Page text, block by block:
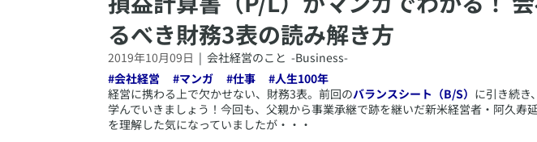
るべき財務3表の読み解き方
2019年10月09日 | 会社経営のこと -Business-
#会社経営 #マンガ #仕事 #人生100年
​経営に携わる上で欠かせない、財務3表。前回のバランスシート（B/S） に引き続き
学んでいきましょう！今回も、父親から事業承継で跡を継いだ新米経営者・阿久寿
を理解した気になっていましたが・・・